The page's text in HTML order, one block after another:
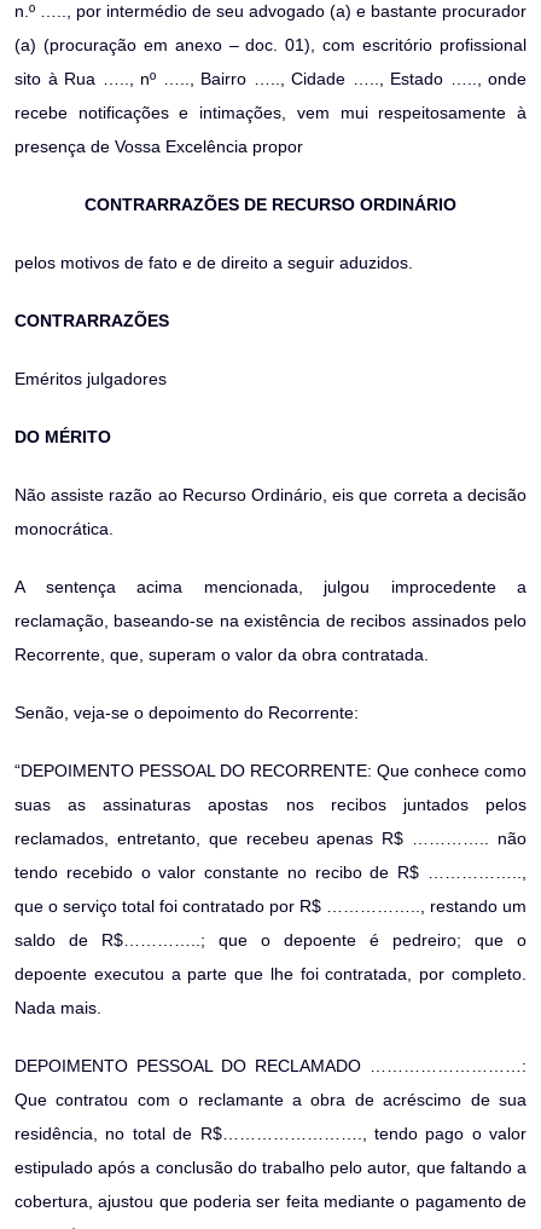
n.º ….., por intermédio de seu advogado (a) e bastante procurador
(a) (procuração em anexo – doc. 01), com escritório profissional
sito à Rua ….., nº ….., Bairro ….., Cidade ….., Estado ….., onde
recebe notificações e intimações, vem mui respeitosamente à
presença de Vossa Excelência propor
CONTRARRAZÕES DE RECURSO ORDINÁRIO
pelos motivos de fato e de direito a seguir aduzidos.
CONTRARRAZÕES
Eméritos julgadores
DO MÉRITO
Não assiste razão ao Recurso Ordinário, eis que correta a decisão
monocrática.
A sentença acima mencionada, julgou improcedente a
reclamação, baseando-se na existência de recibos assinados pelo
Recorrente, que, superam o valor da obra contratada.
Senão, veja-se o depoimento do Recorrente:
“DEPOIMENTO PESSOAL DO RECORRENTE: Que conhece como
suas as assinaturas apostas nos recibos juntados pelos
reclamados, entretanto, que recebeu apenas R$ ………….. não
tendo recebido o valor constante no recibo de R$ ……………..,
que o serviço total foi contratado por R$ …………….., restando um
saldo de R$…………..; que o depoente é pedreiro; que o
depoente executou a parte que lhe foi contratada, por completo.
Nada mais.
DEPOIMENTO PESSOAL DO RECLAMADO ………………………:
Que contratou com o reclamante a obra de acréscimo de sua
residência, no total de R$……………………., tendo pago o valor
estipulado após a conclusão do trabalho pelo autor, que faltando a
cobertura, ajustou que poderia ser feita mediante o pagamento de